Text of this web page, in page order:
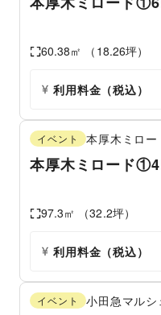
60.38㎡ （ 18.26坪）
利用料金（税込）
イベント 本厚木ミロー
本厚木ミロード
97.3㎡ （32.2坪）
利用料金（税込）
イベント 小田急マルシ